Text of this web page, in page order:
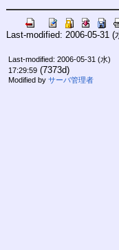
Last-modified: 2006-05-31 (
Last-modified: 2006-05-31 (水)
17:29:59(7373d)
Modified by サーバ管理者